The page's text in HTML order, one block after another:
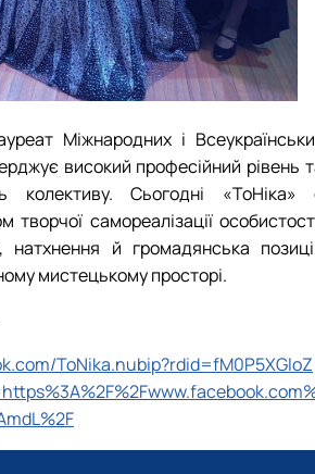
Міжнародних і
високий професійний рівень
колективу. Сьогодні «ТоНіка»
самореалізації
натхнення й громадянська
мистецькому просторі.
ToNika.nubip?rdid=fM0P5XGloZ